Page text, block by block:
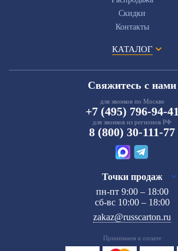
Скидки
Контакты
КАТАЛОГ
Свяжитесь с нами
для звонков по Москве
+7 (495) 796-94-41
для звонков из регионов РФ
8 (800) 30-111-77
Точки продаж
пн-пт 9:00 – 18:00
сб-вс 10:00 – 18:00
zakaz@russcarton.ru
Принимаем к оплате